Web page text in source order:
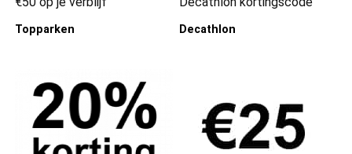
Topparken Decathlon